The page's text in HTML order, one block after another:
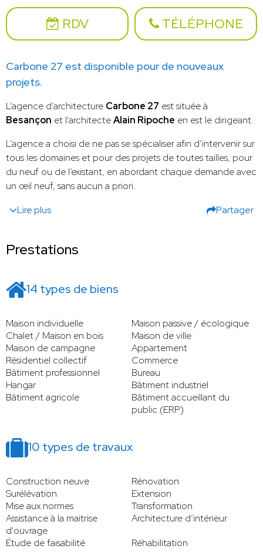
RDV TÉLÉPHONE
Carbone 27 est disponible pour de nouveaux
projets.
L’agence d’architecture Carbone 27 est située à
Besançon et l'architecteAlain Ripoche en est le dirigeant.
L’agence a choisi de ne pas se spécialiser afin d’intervenir sur
tous les domaines et pour des projets de toutes tailles, pour
du neuf ou de l’existant, en abordant chaque demande avec
un œil neuf, sans aucun a priori.
Lire plus
Partager
Prestations
14 types de biens
Maison individuelle
Maison passive / écologique
Chalet / Maison en bois
Maison de ville
Maison de campagne
Appartement
Résidentiel collectif
Commerce
Bâtiment professionnel
Bureau
Hangar
Bâtiment industriel
Bâtiment agricole
Bâtiment accueillant du
public (ERP)
10 types de travaux
Construction neuve
Rénovation
Surélévation
Extension
Mise aux normes
Transformation
Assistance à la maitrise
d'ouvrage
Architecture d’intérieur
Étude de faisabilité
Réhabilitation